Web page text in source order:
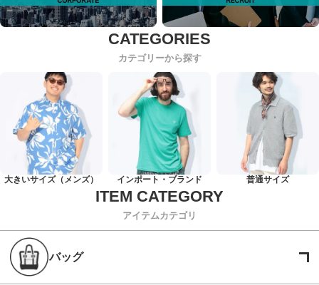
カテゴリーから探す
大きいサイズ（メンズ） インポート・ブランド 普通サイズ
アイテムカテゴリ
バッグ